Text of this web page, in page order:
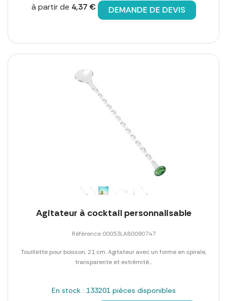
à partir de 4,37 € DEMANDE DE DEVIS
Agitateur à cocktail personnalisable
Référence 00053LAB0090747
Touillette pour boisson, 21 cm. Agitateur avec un forme en spirale,
transparente et extrémité...
En stock : 133201 pièces disponibles